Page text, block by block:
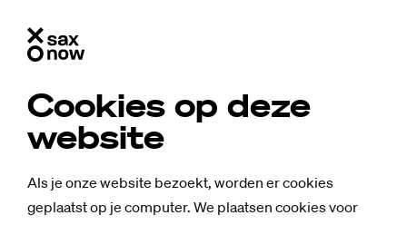
Cookies op deze
website
Als je onze website bezoekt, worden er cookies
geplaatst op je computer. We plaatsen cookies voor